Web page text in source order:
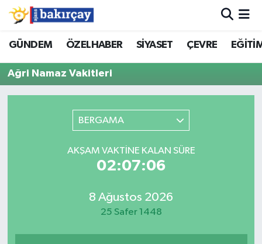
GÜNDEM ÖZELHABER SİYASET ÇEVRE
Ağri Namaz Vakitleri
BERGAMA
AKŞAM VAKTINE KALAN SÜRE
02:07:06
8 Ağustos 2026
25 Safer 1448
İzmir Nöbetçi Eczaneler
İzmir Hava Durumu
İzmir Trafik Yoğunluk Haritası
Süper Lig Puan Durumu ve Fikstür
Tüm Manşetler